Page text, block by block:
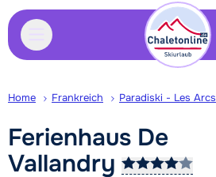
Home Frankreich Paradiski - Les Arcs
Ferienhaus De
Vallandry